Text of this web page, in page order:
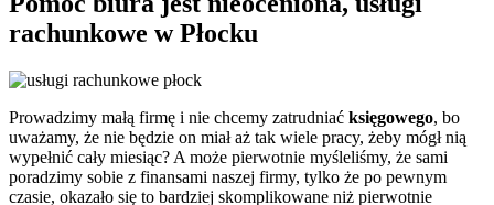
rachunkowe w Płocku
Prowadzimy małą firmę i nie chcemy zatrudniać księgowego, bo
uważamy, że nie będzie on miał aż tak wiele pracy, żeby mógł nią
wypełnić cały miesiąc? A może pierwotnie myśleliśmy, że sami
poradzimy sobie z finansami naszej firmy, tylko że po pewnym
czasie, okazało się to bardziej skomplikowane niż pierwotnie